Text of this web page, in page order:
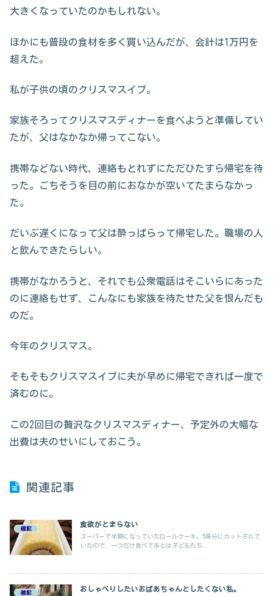
大きくなっていたのかもしれない。
ほかにも普段の食材を多く買い込んだが、会計は1万円を
超えた。
私が子供の頃のクリスマスイブ。
家族そろってクリスマスディナーを食べようと準備してい
たが、父はなかなか帰ってこない。
携帯などない時代、連絡もとれずにただひたすら帰宅を待
った。ごちそうを目の前におなかが空いてたまらなかっ
た。
だいぶ遅くになって父は酔っぱらって帰宅した。職場の人
と飲んできたらしい。
携帯がなかろうと、それでも公衆電話はそこいらにあった
のに連絡もせず、こんなにも家族を待たせた父を恨んだも
のだ。
今年のクリスマス。
そもそもクリスマスイブに夫が早めに帰宅できれば一度で
済むのに。
この2回目の贅沢なクリスマスディナー、予定外の大幅な
出費は夫のせいにしておこう。
関連記事
雑記
食欲がとまらない
スーパーで半額になっていたロールケーキ。5等分にカットされて
いたので、一つだけ食べてあとは子どもたち...
雑記
おしゃべりしたいおばあちゃんとしたくない私。